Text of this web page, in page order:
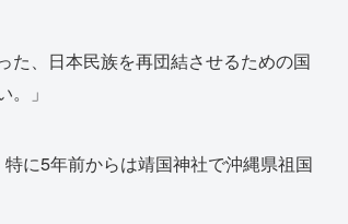
、日本民族を再団結させるための国
」
に5年前からは靖国神社で沖縄県祖国